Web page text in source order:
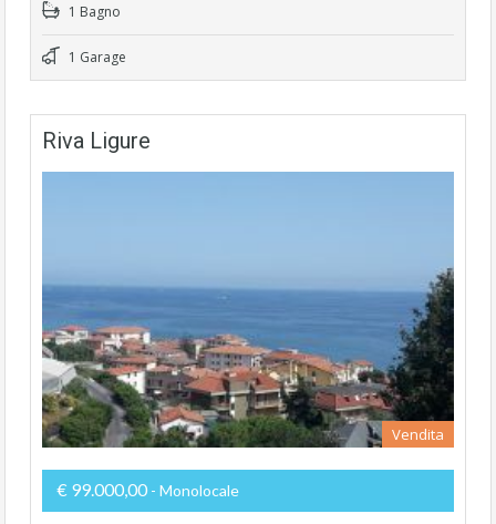
1 Bagno
1 Garage
Riva Ligure
Vendita
€ 99.000,00 - Monolocale